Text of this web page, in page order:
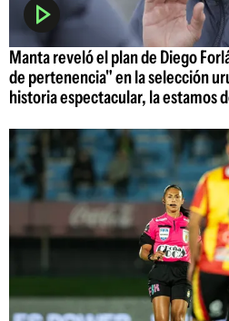
Manta reveló el plan de Diego
de pertenencia" en la selección
historia espectacular, la estamos